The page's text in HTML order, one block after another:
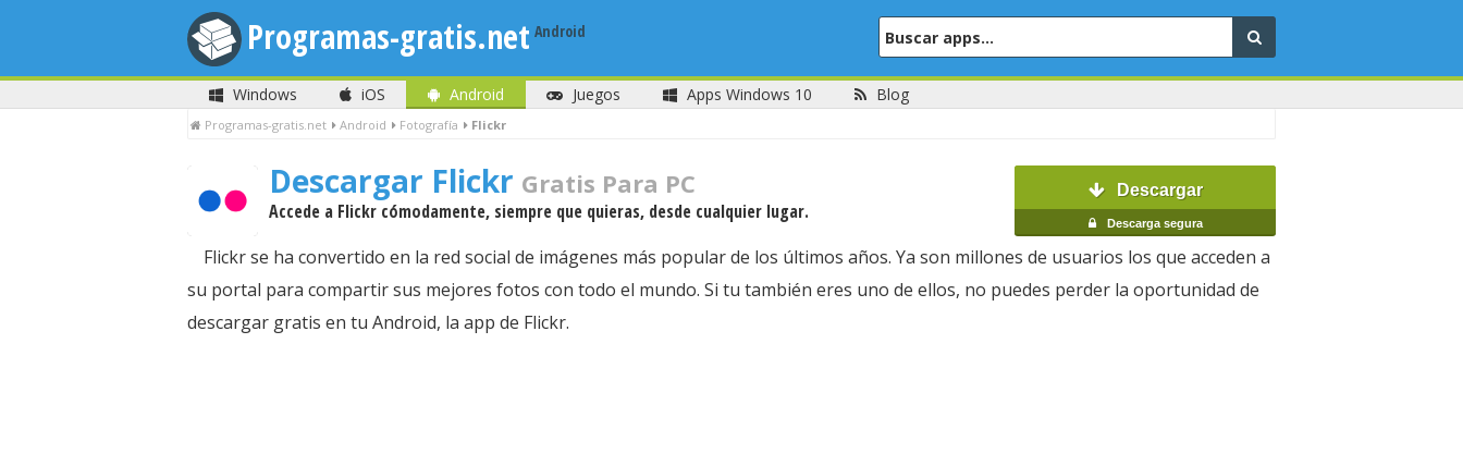
Programas-gratis.net
Windows iOS Android Juegos Apps Windows 10 Blog
Programas-gratis.net Android Fotografía Flickr
Descargar Flickr Gratis Para PC
Accede a Flickr cómodamente, siempre que quieras, desde cualquier lugar.
Descargar
Descarga segura
Flickr se ha convertido en la red social de imágenes más popular de los últimos años. Ya son millones de usuarios los que acceden a
su portal para compartir sus mejores fotos con todo el mundo. Si tu también eres uno de ellos, no puedes perder la oportunidad de
descargar gratis en tu Android, la app de Flickr.